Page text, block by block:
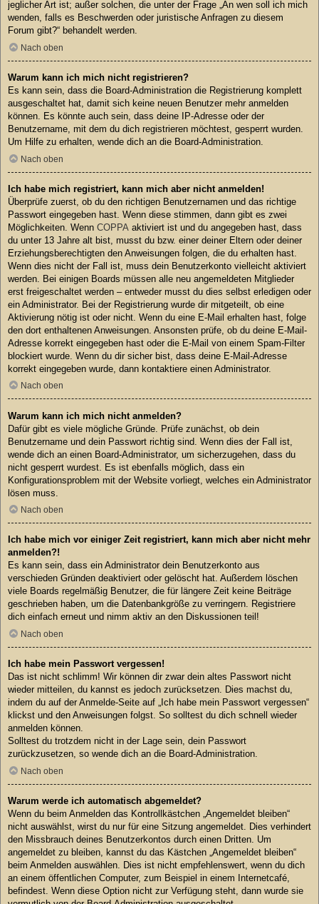
jeglicher Art ist; außer solchen, die unter der Frage „An wen soll ich mich
wenden, falls es Beschwerden oder juristische Anfragen zu diesem
Forum gibt?“ behandelt werden.
Nach oben
Warum kann ich mich nicht registrieren?
Es kann sein, dass die Board-Administration die Registrierung komplett
ausgeschaltet hat, damit sich keine neuen Benutzer mehr anmelden
können. Es könnte auch sein, dass deine IP-Adresse oder der
Benutzername, mit dem du dich registrieren möchtest, gesperrt wurden.
Um Hilfe zu erhalten, wende dich an die Board-Administration.
Nach oben
Ich habe mich registriert, kann mich aber nicht anmelden!
Überprüfe zuerst, ob du den richtigen Benutzernamen und das richtige
Passwort eingegeben hast. Wenn diese stimmen, dann gibt es zwei
Möglichkeiten. Wenn COPPA aktiviert ist und du angegeben hast, dass
du unter 13 Jahre alt bist, musst du bzw. einer deiner Eltern oder deiner
Erziehungsberechtigten den Anweisungen folgen, die du erhalten hast.
Wenn dies nicht der Fall ist, muss dein Benutzerkonto vielleicht aktiviert
werden. Bei einigen Boards müssen alle neu angemeldeten Mitglieder
erst freigeschaltet werden – entweder musst du dies selbst erledigen oder
ein Administrator. Bei der Registrierung wurde dir mitgeteilt, ob eine
Aktivierung nötig ist oder nicht. Wenn du eine E-Mail erhalten hast, folge
den dort enthaltenen Anweisungen. Ansonsten prüfe, ob du deine E-Mail-
Adresse korrekt eingegeben hast oder die E-Mail von einem Spam-Filter
blockiert wurde. Wenn du dir sicher bist, dass deine E-Mail-Adresse
korrekt eingegeben wurde, dann kontaktiere einen Administrator.
Nach oben
Warum kann ich mich nicht anmelden?
Dafür gibt es viele mögliche Gründe. Prüfe zunächst, ob dein
Benutzername und dein Passwort richtig sind. Wenn dies der Fall ist,
wende dich an einen Board-Administrator, um sicherzugehen, dass du
nicht gesperrt wurdest. Es ist ebenfalls möglich, dass ein
Konfigurationsproblem mit der Website vorliegt, welches ein Administrator
lösen muss.
Nach oben
Ich habe mich vor einiger Zeit registriert, kann mich aber nicht mehr
anmelden?!
Es kann sein, dass ein Administrator dein Benutzerkonto aus
verschieden Gründen deaktiviert oder gelöscht hat. Außerdem löschen
viele Boards regelmäßig Benutzer, die für längere Zeit keine Beiträge
geschrieben haben, um die Datenbankgröße zu verringern. Registriere
dich einfach erneut und nimm aktiv an den Diskussionen teil!
Nach oben
Ich habe mein Passwort vergessen!
Das ist nicht schlimm! Wir können dir zwar dein altes Passwort nicht
wieder mitteilen, du kannst es jedoch zurücksetzen. Dies machst du,
indem du auf der Anmelde-Seite auf „Ich habe mein Passwort vergessen“
klickst und den Anweisungen folgst. So solltest du dich schnell wieder
anmelden können.
Solltest du trotzdem nicht in der Lage sein, dein Passwort
zurückzusetzen, so wende dich an die Board-Administration.
Nach oben
Warum werde ich automatisch abgemeldet?
Wenn du beim Anmelden das Kontrollkästchen „Angemeldet bleiben“
nicht auswählst, wirst du nur für eine Sitzung angemeldet. Dies verhindert
den Missbrauch deines Benutzerkontos durch einen Dritten. Um
angemeldet zu bleiben, kannst du das Kästchen „Angemeldet bleiben“
beim Anmelden auswählen. Dies ist nicht empfehlenswert, wenn du dich
an einem öffentlichen Computer, zum Beispiel in einem Internetcafé,
befindest. Wenn diese Option nicht zur Verfügung steht, dann wurde sie